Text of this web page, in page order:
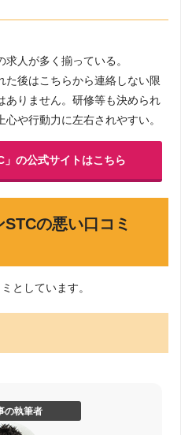
人が多く揃っている。
た後はこちらから連絡しない限
ありません。研修等も決められ
や行動力に左右されやすい。
」の公式サイトはこちら
の悪い口コミ
としています。
の執筆者